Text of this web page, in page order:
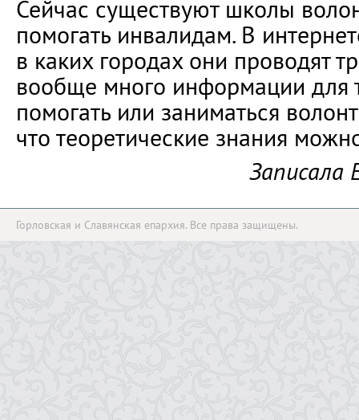
Сейчас существуют школы
помогать инвалидам. В
в каких городах они проводят
вообще много информации для
помогать или заниматься
что теоретические знания
Записала
Горловская и Славянская епархия. Все права защищены.